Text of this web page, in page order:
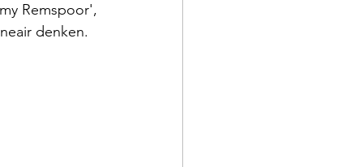
Remspoor',
denken.